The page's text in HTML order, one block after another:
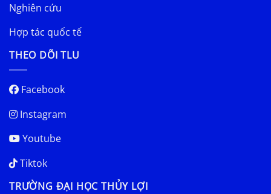
Nghiên cứu
Hợp tác quốc tế
THEO DÕI TLU
Facebook
Instagram
Youtube
Tiktok
TRƯỜNG ĐẠI HỌC THỦY LỢI